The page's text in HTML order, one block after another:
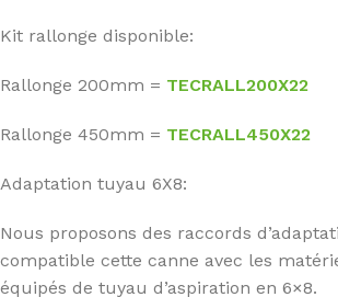
Kit rallonge disponible:
Rallonge 200mm = TECRALL200X22
Rallonge 450mm = TECRALL450X22
Adaptation tuyau 6X8:
Nous proposons des raccords
compatible cette canne avec les
équipés de tuyau d’aspiration en 6×8.